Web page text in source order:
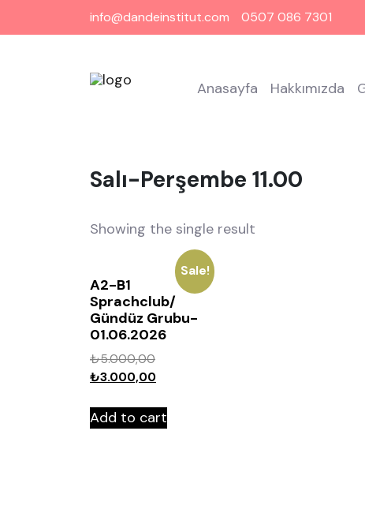
info@dandeinstitut.com 0507 086 7301
Anasayfa Hakkımızda
Salı-Perşembe 11.00
Showing the single result
Sale!
A2-B1
Sprachclub/
Gündüz Grubu-
01.06.2026
₺5.000,00
₺3.000,00
Add to cart